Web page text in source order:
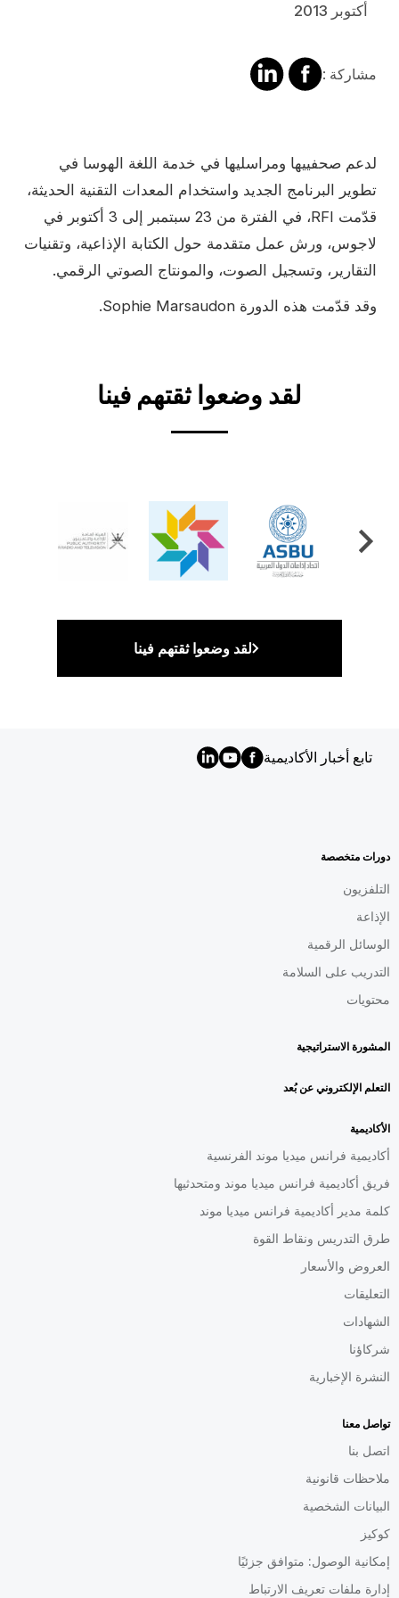
أكتوبر 2013
مشاركة :مشاركة
على
مشالرة
على
Contenu
لدعم صحفييها ومراسليها في خدمة اللغة الهوسا في
تطوير البرنامج الجديد واستخدام المعدات التقنية الحديثة،
قدّمت RFI، في الفترة من 23 سبتمبر إلى 3 أكتوبر في
لاجوس، ورش عمل متقدمة حول الكتابة الإذاعية، وتقنيات
التقارير، وتسجيل الصوت، والمونتاج الصوتي الرقمي.
وقد قدّمت هذه الدورة Sophie Marsaudon.
لقد وضعوا ثقتهم فينا
لقد وضعوا ثقتهم فينا
تابع أخبار الأكاديمية
AR
دورات متخصصة
التلفزيون
الإذاعة
الوسائل الرقمية
التدريب على السلامة
محتويات
المشورة الاستراتيجية
التعلم الإلكتروني عن بُعد
الأكاديمية
أكاديمية فرانس ميديا موند الفرنسية
فريق أكاديمية فرانس ميديا موند ومتحدثيها
كلمة مدير أكاديمية فرانس ميديا موند
طرق التدريس ونقاط القوة
العروض والأسعار
التعليقات
الشهادات
شركاؤنا
النشرة الإخبارية
تواصل معنا
اتصل بنا
ملاحظات قانونية
البيانات الشخصية
كوكيز
إمكانية الوصول: متوافق جزئيًا
إدارة ملفات تعريف الارتباط